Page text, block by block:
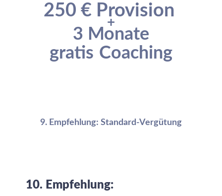
250 € Provision
+
3 Monate
gratis Coaching
9. Empfehlung: Standard-Vergütung
10. Empfehlung: